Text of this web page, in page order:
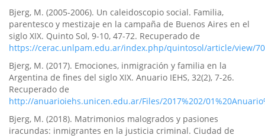
Bjerg, M. (2005-2006). Un caleidoscopio social. Familia,
parentesco y mestizaje en la campaña de Buenos Aires en el
siglo XIX. Quinto Sol, 9-10, 47-72. Recuperado de
https://cerac.unlpam.edu.ar/index.php/quintosol/article/view/
Bjerg, M. (2017). Emociones, inmigración y familia en la
Argentina de fines del siglo XIX. Anuario IEHS, 32(2), 7-26.
Recuperado de
http://anuarioiehs.unicen.edu.ar/Files/2017%202/
Bjerg, M. (2018). Matrimonios malogrados y pasiones
iracundas: inmigrantes en la justicia criminal. Ciudad de